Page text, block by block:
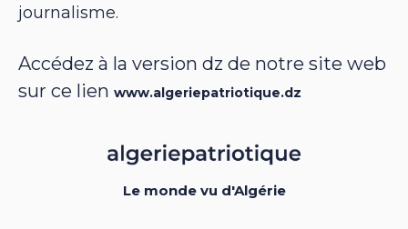
journalisme.
Accédez à la version dz de notre site web
sur ce lien www.algeriepatriotique.dz
Le monde vu d'Algérie